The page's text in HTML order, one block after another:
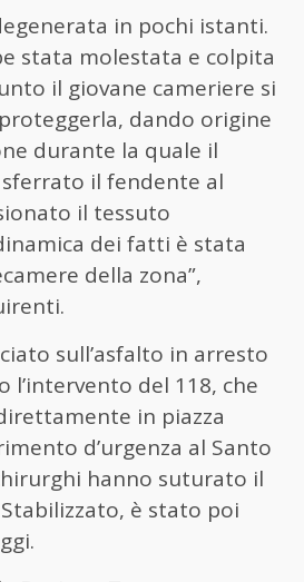
in pochi istanti.
stata molestata e colpita
il giovane cameriere si
dando origine
durante la quale il
il fendente al
il tessuto
dei fatti è stata
della zona”,
sull’asfalto in arresto
l’intervento del 118, che
in piazza
d’urgenza al Santo
hanno suturato il
è stato poi